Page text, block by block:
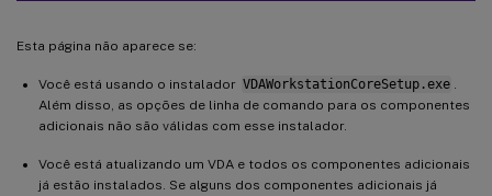
Esta página não aparece se:
Você está usando o instalador VDAWorkstationCoreSetup.exe
Além disso, as opções de linha de comando para os componentes
adicionais não são válidas com esse instalador.
Você está atualizando um VDA e todos os componentes adicionais
já estão instalados. Se alguns dos componentes adicionais já